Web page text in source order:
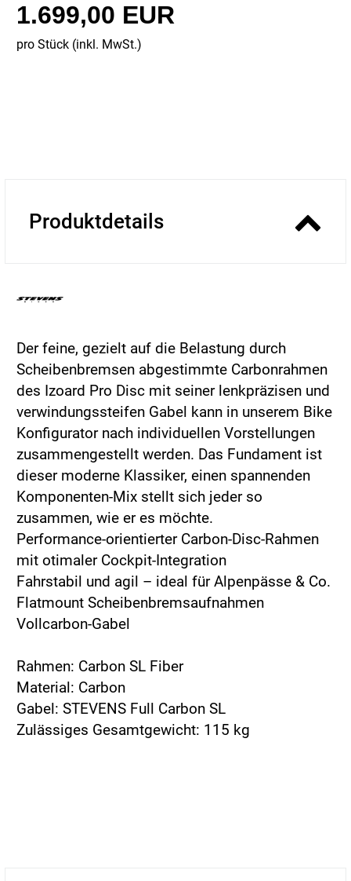
1.699,00 EUR
pro Stück (inkl. MwSt.)
Produktdetails
Der feine, gezielt auf die Belastung durch
Scheibenbremsen abgestimmte Carbonrahmen
des Izoard Pro Disc mit seiner lenkpräzisen und
verwindungssteifen Gabel kann in unserem Bike
Konfigurator nach individuellen Vorstellungen
zusammengestellt werden. Das Fundament ist
dieser moderne Klassiker, einen spannenden
Komponenten-Mix stellt sich jeder so
zusammen, wie er es möchte.
Performance-orientierter Carbon-Disc-Rahmen
mit otimaler Cockpit-Integration
Fahrstabil und agil – ideal für Alpenpässe & Co.
Flatmount Scheibenbremsaufnahmen
Vollcarbon-Gabel
Rahmen: Carbon SL Fiber
Material: Carbon
Gabel: STEVENS Full Carbon SL
Zulässiges Gesamtgewicht: 115 kg